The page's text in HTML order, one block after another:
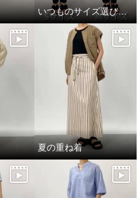
いつものサイズ選びで！
夏の重ね着